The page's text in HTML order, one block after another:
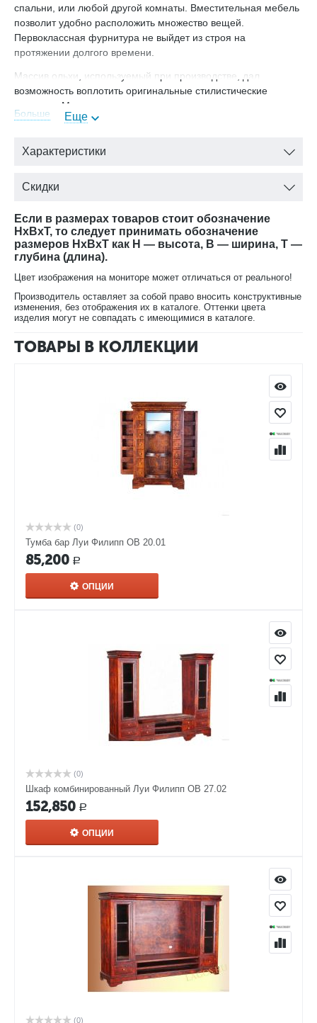
спальни, или любой другой комнаты. Вместительная мебель
позволит удобно расположить множество вещей.
Первоклассная фурнитура не выйдет из строя на
протяжении долгого времени.
Массив ольхи, используемый при производстве, дал
возможность воплотить оригинальные стилистические
решения. Мастера столярного дела называют этот материал
«русским красным деревом», при этом его цена в разы ниже
искусственным способом, формируют эффектный внешний
червоточин создает эффект ручной работы ремесленников
прошлых веков.
Это изделие будет идеально смотреться в любом
классическом интерьере.
ОВ 21.02/1 - тумба правая
ОВ 21.02/2 - тумба левая
Выпускается в пяти вариантах окраски:
вишня;
В нашем интернет-магазине Вы можете купить Тумбу Луи
Больше Еще
Характеристики
Скидки
Если в размерах товаров стоит обозначение
HxBxT, то следует принимать обозначение
размеров HxBxT как H — высота, B — ширина, T —
глубина (длина).
Цвет изображения на мониторе может отличаться от реального!
Производитель оставляет за собой право вносить конструктивные
изменения, без отображения их в каталоге. Оттенки цвета
изделия могут не совпадать с имеющимися в каталоге.
ТОВАРЫ В КОЛЛЕКЦИИ
(0)
Тумба бар Луи Филипп ОВ 20.01
85,200 Р
ОПЦИИ
(0)
Шкаф комбинированный Луи Филипп ОВ 27.02
152,850 Р
ОПЦИИ
(0)